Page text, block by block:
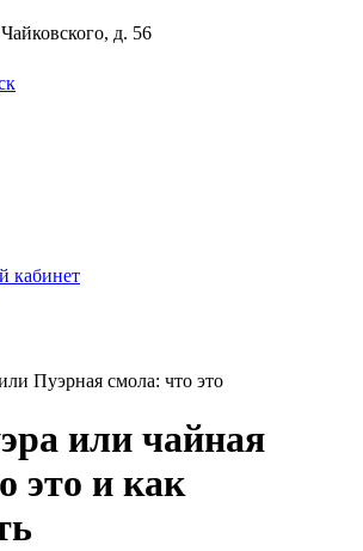
д. 56
кабинет
Пуэрная смола: что это
или чайная
это и как